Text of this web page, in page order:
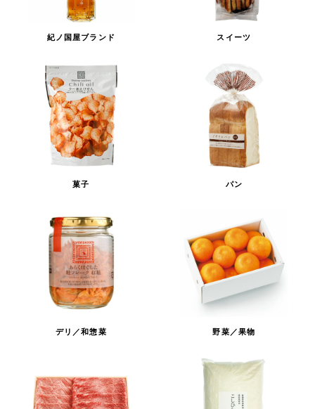
紀ノ国屋ブランド スイーツ
菓子 パン
デリ／和惣菜 野菜／果物